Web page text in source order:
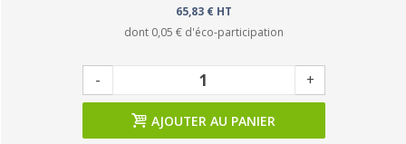
65,83 € HT
dont 0,05 € d'éco-participation
- +
AJOUTER AU PANIER